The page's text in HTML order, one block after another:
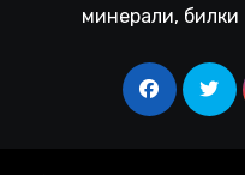
минерали,